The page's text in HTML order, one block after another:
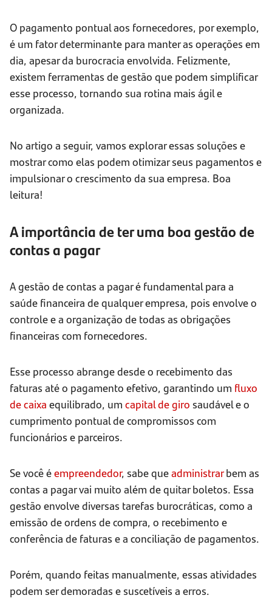
O pagamento pontual aos fornecedores, por exemplo,
é um fator determinante para manter as operações em
dia, apesar da burocracia envolvida. Felizmente,
existem ferramentas de gestão que podem simplificar
esse processo, tornando sua rotina mais ágil e
organizada.
No artigo a seguir, vamos explorar essas soluções e
mostrar como elas podem otimizar seus pagamentos e
impulsionar o crescimento da sua empresa. Boa
leitura!
A importância de ter uma boa gestão de
contas a pagar
A gestão de contas a pagar é fundamental para a
saúde financeira de qualquer empresa, pois envolve o
controle e a organização de todas as obrigações
financeiras com fornecedores.
Esse processo abrange desde o recebimento das
faturas até o pagamento efetivo, garantindo um fluxo
de caixa equilibrado, um capital de giro saudável e o
cumprimento pontual de compromissos com
funcionários e parceiros.
Se você éempreendedor, sabe queadministrarbem as
contas a pagar vai muito além de quitar boletos. Essa
gestão envolve diversas tarefas burocráticas, como a
emissão de ordens de compra, o recebimento e
conferência de faturas e a conciliação de pagamentos.
Porém, quando feitas manualmente, essas atividades
podem ser demoradas e suscetíveis a erros.